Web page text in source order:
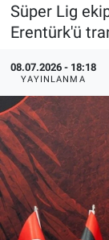
Süper Lig
Erentürk'ü
08.07.2026 - 18:18
YAYINLANMA
Haber